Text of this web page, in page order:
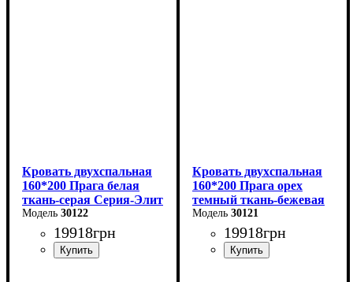
Кровать двухспальная
160*200 Прага белая
ткань-серая Серия-Элит
30122
19918грн
Кровать двухспальная
160*200 Прага орех
темный ткань-бежевая
Серия-Элит
30121
19918грн